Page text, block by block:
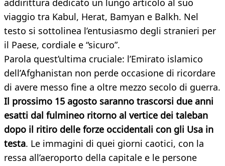
addirittura dedicato un lungo articolo al suo
viaggio tra Kabul, Herat, Bamyan e Balkh. Nel
testo si sottolinea l’entusiasmo degli stranieri per
il Paese, cordiale e “sicuro”.
Parola quest’ultima cruciale: l’Emirato islamico
dell’Afghanistan non perde occasione di ricordare
di avere messo fine a oltre mezzo secolo di guerra.
Il prossimo 15 agosto saranno trascorsi due anni
esatti dal fulmineo ritorno al vertice dei taleban
dopo il ritiro delle forze occidentali con gli Usa in
testa. Le immagini di quei giorni caotici, con la
ressa all’aeroporto della capitale e le persone